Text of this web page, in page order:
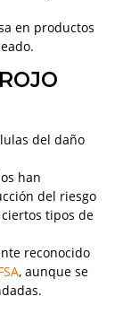
en productos
del daño
han
del riesgo
tipos de
reconocido
, aunque se